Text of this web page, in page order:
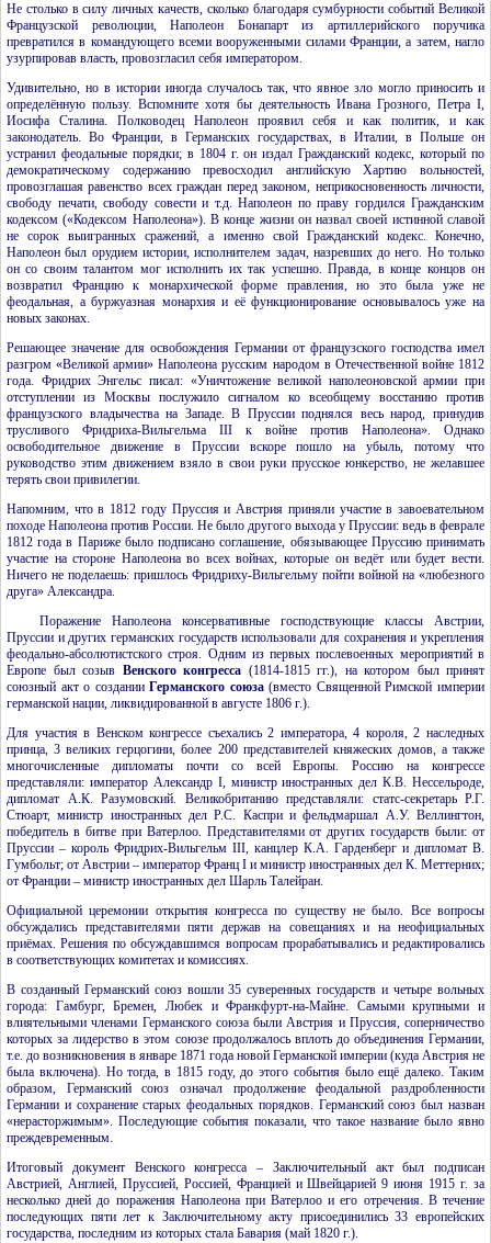
Не столько в силу личных качеств, сколько благодаря сумбурности событий Великой
Французской революции, Наполеон Бонапарт из артиллерийского поручика
превратился в командующего всеми вооруженными силами Франции, а затем, нагло
узурпировав власть, провозгласил себя императором.
Удивительно, но в истории иногда случалось так, что явное зло могло приносить и
определённую пользу. Вспомните хотя бы деятельность Ивана Грозного, Петра I,
Иосифа Сталина. Полководец Наполеон проявил себя и как политик, и как
законодатель. Во Франции, в Германских государствах, в Италии, в Польше он
устранил феодальные порядки; в 1804 г. он издал Гражданский кодекс, который по
демократическому содержанию превосходил английскую Хартию вольностей,
провозглашая равенство всех граждан перед законом, неприкосновенность личности,
свободу печати, свободу совести и т.д. Наполеон по праву гордился Гражданским
кодексом («Кодексом Наполеона»). В конце жизни он назвал своей истинной славой
не сорок выигранных сражений, а именно свой Гражданский кодекс. Конечно,
Наполеон был орудием истории, исполнителем задач, назревших до него. Но только
он со своим талантом мог исполнить их так успешно. Правда, в конце концов он
возвратил Францию к монархической форме правления, но это была уже не
феодальная, а буржуазная монархия и её функционирование основывалось уже на
новых законах.
Решающее значение для освобождения Германии от французского господства имел
разгром «Великой армии» Наполеона русским народом в Отечественной войне 1812
года. Фридрих Энгельс писал: «Уничтожение великой наполеоновской армии при
отступлении из Москвы послужило сигналом ко всеобщему восстанию против
французского владычества на Западе. В Пруссии поднялся весь народ, принудив
трусливого Фридриха-Вильгельма III к войне против Наполеона». Однако
освободительное движение в Пруссии вскоре пошло на убыль, потому что
руководство этим движением взяло в свои руки прусское юнкерство, не желавшее
терять свои привилегии.
Напомним, что в 1812 году Пруссия и Австрия приняли участие в завоевательном
походе Наполеона против России. Не было другого выхода у Пруссии: ведь в феврале
1812 года в Париже было подписано соглашение, обязывающее Пруссию принимать
участие на стороне Наполеона во всех войнах, которые он ведёт или будет вести.
Ничего не поделаешь: пришлось Фридриху-Вильгельму пойти войной на «любезного
друга» Александра.
Поражение Наполеона консервативные господствующие классы Австрии,
Пруссии и других германских государств использовали для сохранения и укрепления
феодально-абсолютистского строя. Одним из первых послевоенных мероприятий в
Европе был созыв Венского конгресса (1814-1815 гг.), на котором был принят
союзный акт о созданииГерманского союза(вместо Священной Римской империи
германской нации, ликвидированной в августе 1806 г.).
Для участия в Венском конгрессе съехались 2 императора, 4 короля, 2 наследных
принца, 3 великих герцогини, более 200 представителей княжеских домов, а также
многочисленные дипломаты почти со всей Европы. Россию на конгрессе
представляли: император Александр I, министр иностранных делК.В. Нессельроде,
дипломат А.К. Разумовский. Великобританию представляли: статс-секретарь Р.Г.
Стюарт, министр иностранных дел Р.С. Каспри и фельдмаршал А.У. Веллингтон,
победитель в битве при Ватерлоо. Представителями от других государств были: от
Пруссии – король Фридрих-Вильгельм III, канцлер К.А. Гарденберг и дипломат В.
Гумбольт; от Австрии – император Франц I и министр иностранных дел К. Меттерних;
от Франции – министр иностранных дел Шарль Талейран.
Официальной церемонии открытия конгресса по существу не было. Все вопросы
обсуждались представителями пяти держав на совещаниях и на неофициальных
приёмах. Решения по обсуждавшимся вопросам прорабатывались и редактировались
в соответствующих комитетах и комиссиях.
В созданный Германский союз вошли 35 суверенных государств и четыре вольных
города: Гамбург, Бремен, Любек и Франкфурт-на-Майне. Самыми крупными и
влиятельными членами Германского союза были Австрия и Пруссия, соперничество
которых за лидерство в этом союзе продолжалось вплоть до объединения Германии,
т.е. до возникновения в январе 1871 года новой Германской империи (куда Австрия не
была включена). Но тогда, в 1815 году, до этого события было ещё далеко. Таким
образом, Германский союз означал продолжение феодальной раздробленности
Германии и сохранение старых феодальных порядков. Германский союз был назван
«нерасторжимым». Последующие события показали, что такое название было явно
преждевременным.
Итоговый документ Венского конгресса – Заключительный акт был подписан
Австрией, Англией, Пруссией, Россией, Францией и Швейцарией 9 июня 1915 г. за
несколько дней до поражения Наполеона при Ватерлоо и его отречения. В течение
последующих пяти лет к Заключительному акту присоединились 33 европейских
государства, последним из которых стала Бавария (май 1820 г.).